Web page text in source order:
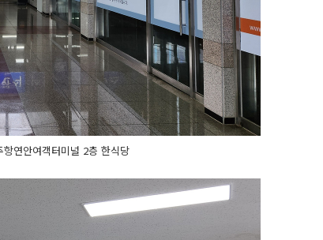
연안여객터미널 2층 한식당